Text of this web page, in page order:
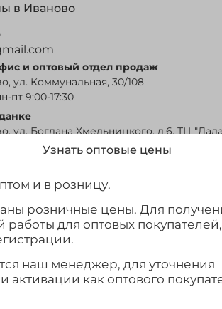
в Иваново
и оптовый отдел продаж
ул. Коммунальная, 30/108
пт 9:00-17:30
ул. Богдана Хмельницкого, д.6, ТЦ
19:00
ул. Сосновая 1, Текстиль Профи,
17:00
Узнать оптовые цены
и в розницу.
розничные цены. Для
работы для оптовых
наш менеджер, для уточнения
как оптового